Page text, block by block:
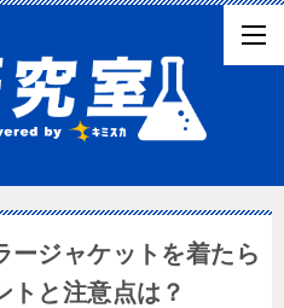
ージャケットを着たら
トと注意点は？